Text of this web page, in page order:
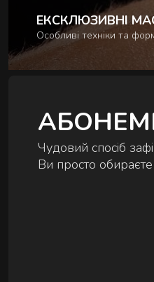
ЕКСКЛЮЗИВНІ
Особливі техніки та
Чудовий спосіб
Ви просто